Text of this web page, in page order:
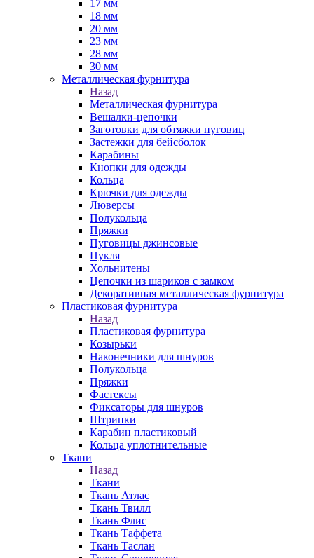
17 мм
18 мм
20 мм
23 мм
28 мм
30 мм
Металлическая фурнитура
Назад
Металлическая фурнитура
Вешалки-цепочки
Заготовки для обтяжки пуговиц
Застежки для бейсболок
Карабины
Кнопки для одежды
Кольца
Крючки для одежды
Люверсы
Полукольца
Пряжки
Пуговицы джинсовые
Пукля
Хольнитены
Цепочки из шариков с замком
Декоративная металлическая фурнитура
Пластиковая фурнитура
Назад
Пластиковая фурнитура
Козырьки
Наконечники для шнуров
Полукольца
Пряжки
Фастексы
Фиксаторы для шнуров
Штрипки
Карабин пластиковый
Кольца уплотнительные
Ткани
Назад
Ткани
Ткань Атлас
Ткань Твилл
Ткань Флис
Ткань Таффета
Ткань Таслан